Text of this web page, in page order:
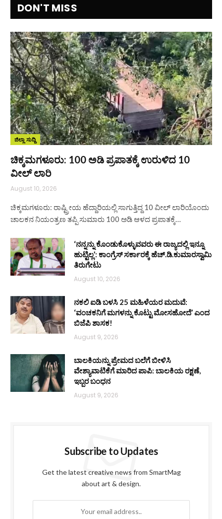
DON'T MISS
ಜಿಲ್ಲಾ ಸುದ್ದಿ
ಚಿಕ್ಕಮಗಳೂರು: 100 ಅಡಿ ಪ್ರಪಾತಕ್ಕೆ ಉರುಳಿದ 10
ವೀಲ್ ಲಾರಿ
August 10, 2026
ಚಿಕ್ಕಮಗಳೂರು: ರಾಷ್ಟ್ರೀಯ ಹೆದ್ದಾರಿಯಲ್ಲಿ ಸಾಗುತ್ತಿದ್ದ 10 ವೀಲ್ ಲಾರಿಯೊಂದು
ಚಾಲಕನ ನಿಯಂತ್ರಣ ತಪ್ಪಿ ಸುಮಾರು 100 ಅಡಿ ಆಳದ ಪ್ರಪಾತಕ್ಕೆ…
‘ನನ್ನನ್ನು ಕೊಂಡುಕೊಳ್ಳುವವರು ಈ ರಾಜ್ಯದಲ್ಲಿ ಇನ್ನೂ
ಹುಟ್ಟಿಲ್ಲ’: ಕಾಂಗ್ರೆಸ್ ಸರ್ಕಾರಕ್ಕೆ ಹೆಚ್.ಡಿ.ಕುಮಾರಸ್ವಾಮಿ
ತಿರುಗೇಟು
August 10, 2026
ನಕಲಿ ಐಡಿ ಬಳಸಿ 25 ಮಹಿಳೆಯರ ಮದುವೆ:
‘ವಂಚಕನಿಗೆ ಮಗಳನ್ನು ಕೊಟ್ಟು ಮೋಸಹೋದೆ’ ಎಂದ
ಬಿಜೆಪಿ ಶಾಸಕ!
August 9, 2026
ಬಾಲಕಿಯನ್ನು ಪ್ರೇಮದ ಬಲೆಗೆ ಬೀಳಿಸಿ
ವೇಶ್ಯಾವಾಟಿಕೆಗೆ ಮಾರಿದ ಪಾಪಿ: ಬಾಲಕಿಯ ರಕ್ಷಣೆ,
ಇಬ್ಬರ ಬಂಧನ
August 9, 2026
Subscribe to Updates
Get the latest creative news from SmartMag
about art & design.